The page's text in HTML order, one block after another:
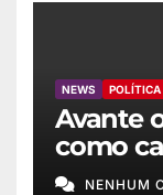
NEWS POLÍTICA
Avante
como
NENHUM